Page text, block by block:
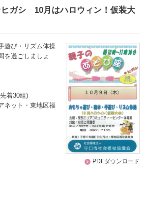
ガシ 10月はハロウィン！仮装大
遊び・リズム体操
を過ごしましょ
着30組)
ネット・東地区福
PDFダウンロード